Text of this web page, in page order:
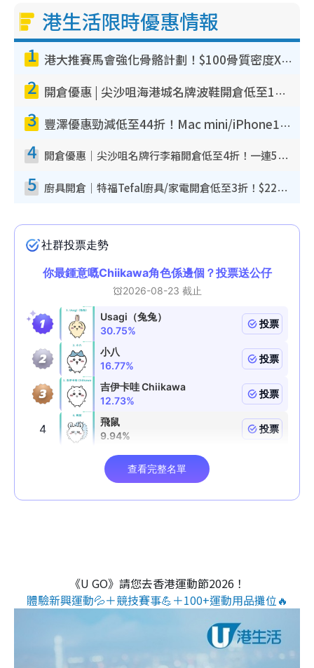
港生活限時優惠情報
1 港大推賽馬會強化骨骼計劃！$100骨質密度X光檢查 完成免費運動訓練送超市禮券！附參加資格
2 開倉優惠 | 尖沙咀海港城名牌波鞋開倉低至1折！On鞋$899起／Joy&Peace鞋履$98起
3 豐澤優惠勁減低至44折！Mac mini/iPhone17Pro大減價！廚房家電$220起
4 開倉優惠｜尖沙咀名牌行李箱開倉低至4折！一連5日 American Tourister/ace./Hallmark $200起！
5 廚具開倉｜特福Tefal廚具/家電開倉低至3折！$220起買平底鍋/炒鑊/湯煲！電飯煲/吸塵機/燙斗$418起
《U GO》請您去香港運動節2026！
體驗新興運動💦＋競技賽事💪＋100+運動用品攤位🔥